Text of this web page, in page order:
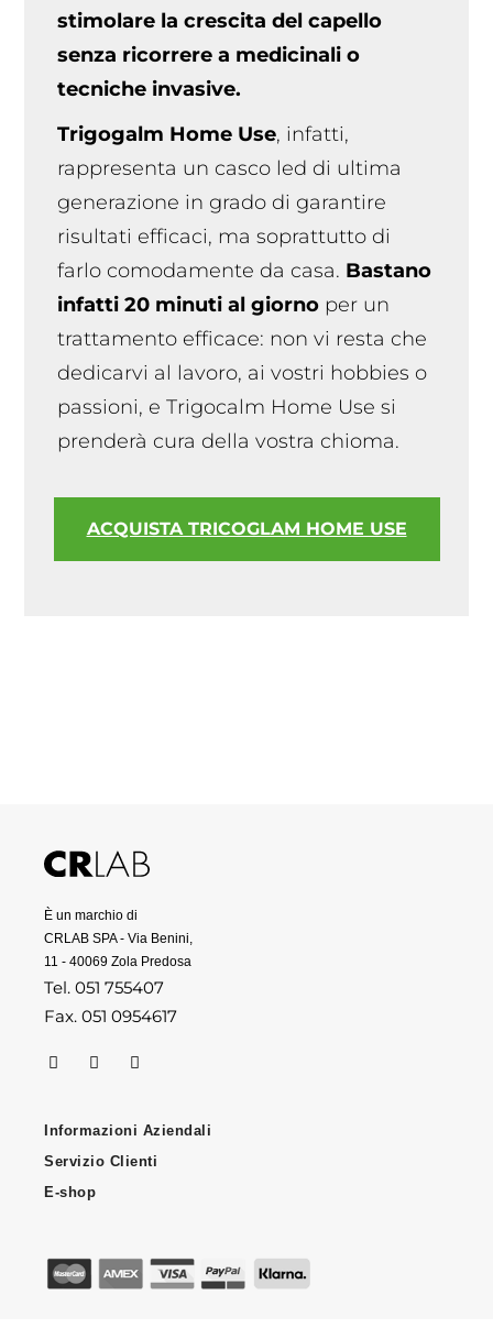
stimolare la crescita del capello
senza ricorrere a medicinali o
tecniche invasive.
Trigogalm Home Use, infatti,
rappresenta un casco led di ultima
generazione in grado di garantire
risultati efficaci, ma soprattutto di
farlo comodamente da casa. Bastano
infatti 20 minuti al giorno per un
trattamento efficace: non vi resta che
dedicarvi al lavoro, ai vostri hobbies o
passioni, e Trigocalm Home Use si
prenderà cura della vostra chioma.
ACQUISTA TRICOGLAM HOME USE
È un marchio di
CRLAB SPA - Via Benini,
11 - 40069 Zola Predosa
Tel. 051 755407
Fax. 051 0954617
Informazioni Aziendali
Servizio Clienti
E-shop